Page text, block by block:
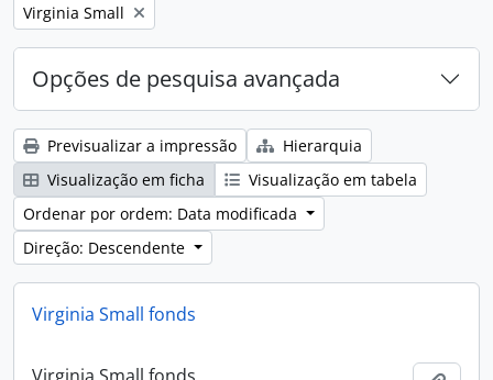
Remove filter:
Virginia Small
Opções de pesquisa avançada
Previsualizar a impressão
Hierarquia
Visualização em ficha
Visualização em tabela
Ordenar por ordem: Data modificada
Direção: Descendente
Virginia Small fonds